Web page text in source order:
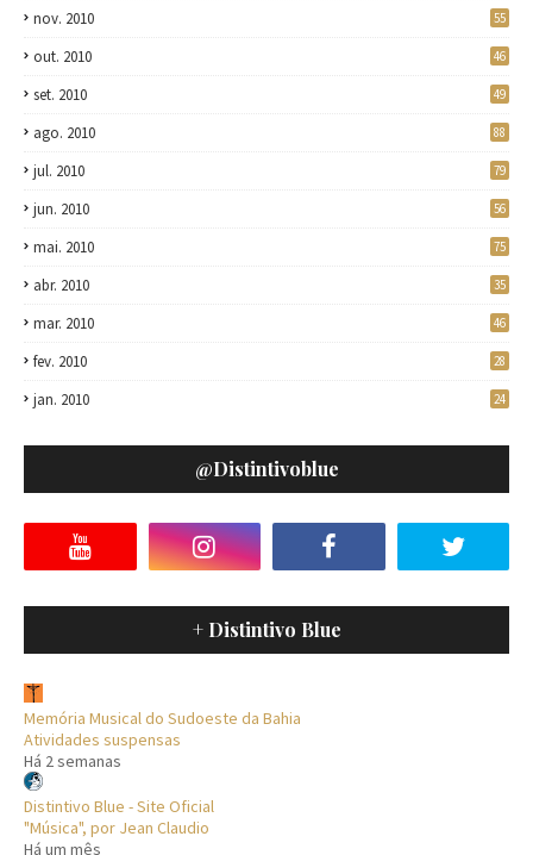
nov. 2010 55
out. 2010 46
set. 2010 49
ago. 2010 88
jul. 2010 79
jun. 2010 56
mai. 2010 75
abr. 2010 35
mar. 2010 46
fev. 2010 28
jan. 2010 24
@distintivoblue
+ Distintivo Blue
Memória Musical do Sudoeste da Bahia
Atividades suspensas
Há 2 semanas
Distintivo Blue - Site Oficial
"Música", por Jean Claudio
Há um mês